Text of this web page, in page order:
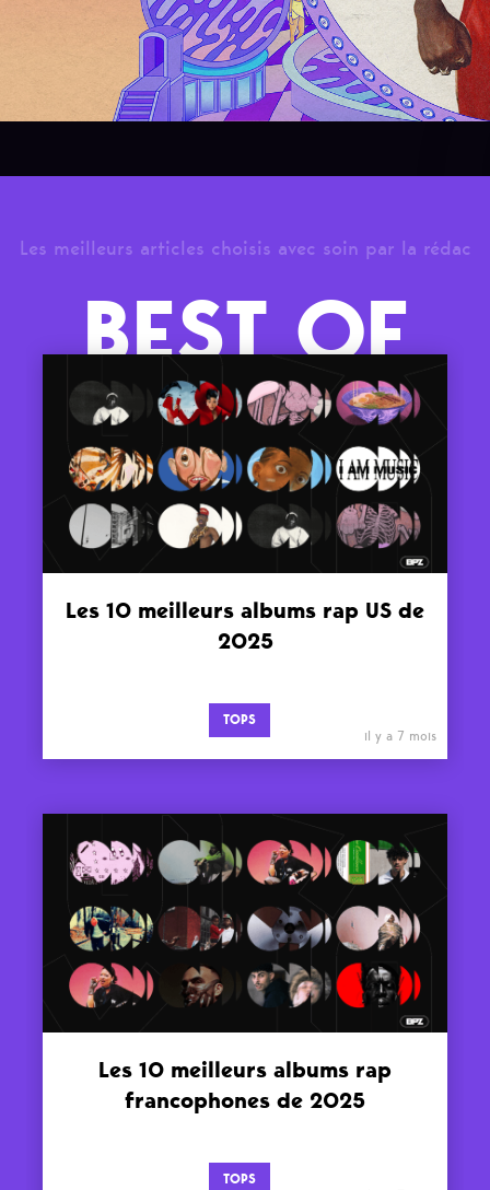
Les meilleurs articles choisis avec soin par la rédac
BEST OF
Les 10 meilleurs albums rap US de
2025
TOPS
il y a 7 mois
Les 10 meilleurs albums rap
francophones de 2025
TOPS